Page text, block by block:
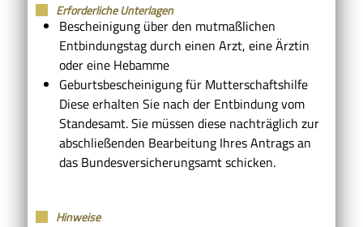
Erforderliche Unterlagen
Bescheinigung über den mutmaßlichen
Entbindungstag durch einen Arzt, eine Ärztin
oder eine Hebamme
Geburtsbescheinigung für Mutterschaftshilfe
Diese erhalten Sie nach der Entbindung vom
Standesamt. Sie müssen diese nachträglich zur
abschließenden Bearbeitung Ihres Antrags an
das Bundesversicherungsamt schicken.
Hinweise